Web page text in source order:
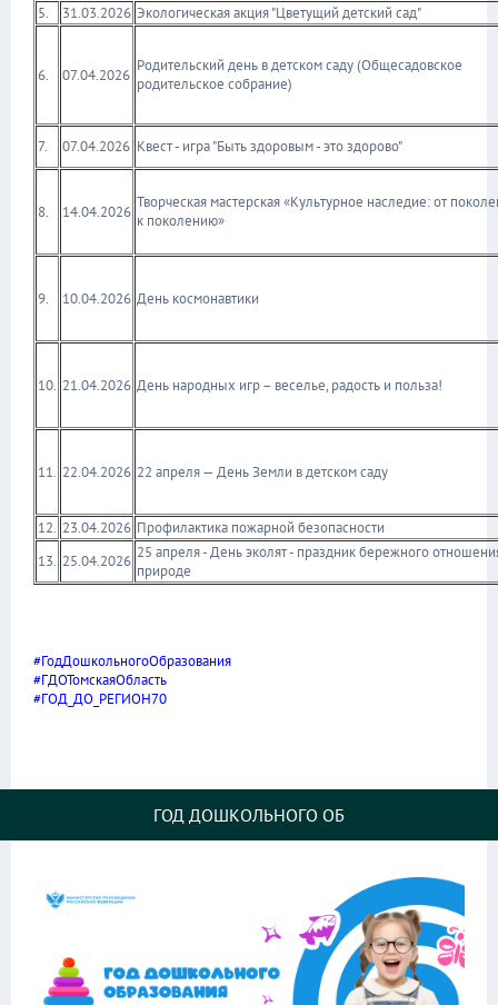
5.
31.03.2026 Экологическая акция "Цветущий детский сад"
6. 07.04.2026
Родительский день в детском саду (Общесадовское
родительское собрание)
7. 07.04.2026 Квест - игра "Быть здоровым - это здорово"
8. 14.04.2026
Творческая мастерская «Культурное наследие: от
к поколению»
9. 10.04.2026 День космонавтики
10. 21.04.2026 День народных игр – веселье, радость и польза!
11. 22.04.2026 22 апреля — День Земли в детском саду
12. 23.04.2026 Профилактика пожарной безопасности
13. 25.04.2026 25 апреля - День эколят - праздник бережного
природе
#ГодДошкольногоОбразования
#ГДОТомскаяОбласть
#ГОД_ДО_РЕГИОН70
ГОД ДОШКОЛЬНОГО ОБ